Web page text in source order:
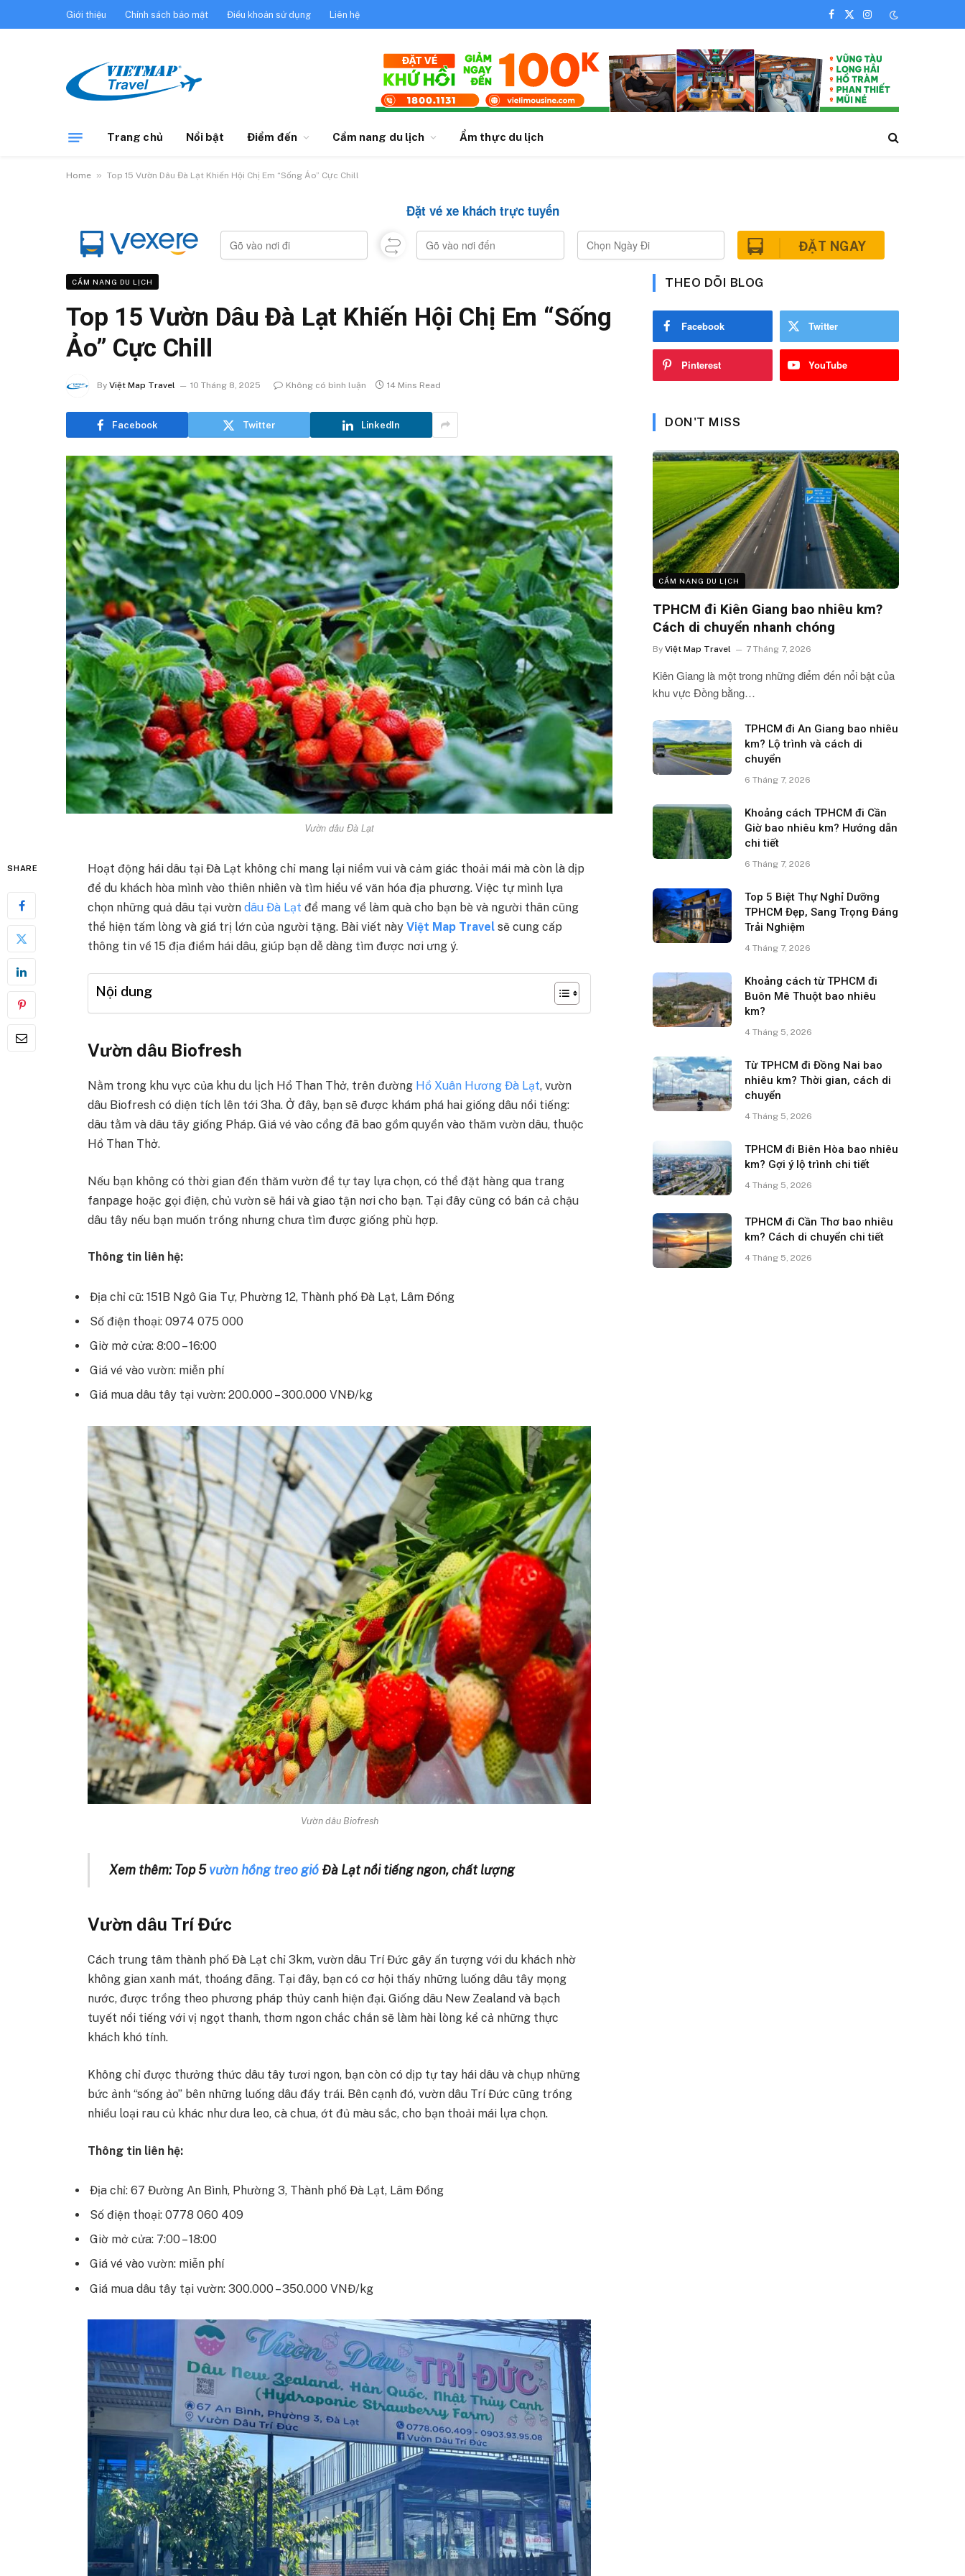
Giới thiệu Chính sách bảo mật Điều khoản sử dụng Liên hệ Facebook
X
Instagram
Trang chủ Nổi bật Điểm đến Cẩm nang du lịch Ẩm thực du lịch
Home » Top 15 Vườn Dâu Đà Lạt Khiến Hội Chị Em “Sống Ảo” Cực Chill
Đặt vé xe khách trực tuyến
ĐẶT NGAY
CẨM NANG DU LỊCH
Top 15 Vườn Dâu Đà Lạt Khiến Hội Chị Em “Sống
Ảo” Cực Chill
By Việt Map Travel 10 Tháng 8, 2025 Không có bình luận 14 Mins Read
Facebook Twitter LinkedIn
Vườn dâu Đà Lạt
SHARE
Hoạt động hái dâu tại Đà Lạt không chỉ mang lại niềm vui và cảm giác thoải mái mà còn là dịp
để du khách hòa mình vào thiên nhiên và tìm hiểu về văn hóa địa phương. Việc tự mình lựa
chọn những quả dâu tại vườn dâu Đà Lạt để mang về làm quà cho bạn bè và người thân cũng
thể hiện tấm lòng và giá trị lớn của người tặng. Bài viết này Việt Map Travelsẽ cung cấp
thông tin về 15 địa điểm hái dâu, giúp bạn dễ dàng tìm được nơi ưng ý.
Nội dung
Vườn dâu Biofresh
Nằm trong khu vực của khu du lịch Hồ Than Thở, trên đường Hồ Xuân Hương Đà Lạt, vườn
dâu Biofresh có diện tích lên tới 3ha. Ở đây, bạn sẽ được khám phá hai giống dâu nổi tiếng:
dâu tằm và dâu tây giống Pháp. Giá vé vào cổng đã bao gồm quyền vào thăm vườn dâu, thuộc
Hồ Than Thở.
Nếu bạn không có thời gian đến thăm vườn để tự tay lựa chọn, có thể đặt hàng qua trang
fanpage hoặc gọi điện, chủ vườn sẽ hái và giao tận nơi cho bạn. Tại đây cũng có bán cả chậu
dâu tây nếu bạn muốn trồng nhưng chưa tìm được giống phù hợp.
Thông tin liên hệ:
Địa chỉ cũ: 151B Ngô Gia Tự, Phường 12, Thành phố Đà Lạt, Lâm Đồng
Số điện thoại: 0974 075 000
Giờ mở cửa: 8:00 – 16:00
Giá vé vào vườn: miễn phí
Giá mua dâu tây tại vườn: 200.000 – 300.000 VNĐ/kg
Vườn dâu Biofresh
Xem thêm: Top 5vườn hồng treo gióĐà Lạt nổi tiếng ngon, chất lượng
Vườn dâu Trí Đức
Cách trung tâm thành phố Đà Lạt chỉ 3km, vườn dâu Trí Đức gây ấn tượng với du khách nhờ
không gian xanh mát, thoáng đãng. Tại đây, bạn có cơ hội thấy những luống dâu tây mọng
nước, được trồng theo phương pháp thủy canh hiện đại. Giống dâu New Zealand và bạch
tuyết nổi tiếng với vị ngọt thanh, thơm ngon chắc chắn sẽ làm hài lòng kể cả những thực
khách khó tính.
Không chỉ được thưởng thức dâu tây tươi ngon, bạn còn có dịp tự tay hái dâu và chụp những
bức ảnh “sống ảo” bên những luống dâu đầy trái. Bên cạnh đó, vườn dâu Trí Đức cũng trồng
nhiều loại rau củ khác như dưa leo, cà chua, ớt đủ màu sắc, cho bạn thoải mái lựa chọn.
Thông tin liên hệ:
Địa chỉ: 67 Đường An Bình, Phường 3, Thành phố Đà Lạt, Lâm Đồng
Số điện thoại: 0778 060 409
Giờ mở cửa: 7:00 – 18:00
Giá vé vào vườn: miễn phí
Giá mua dâu tây tại vườn: 300.000 – 350.000 VNĐ/kg
THEO DÕI BLOG
Facebook Twitter
Pinterest YouTube
DON'T MISS
CẨM NANG DU LỊCH
TPHCM đi Kiên Giang bao nhiêu km?
Cách di chuyển nhanh chóng
By Việt Map Travel 7 Tháng 7, 2026
Kiên Giang là một trong những điểm đến nổi bật của
khu vực Đồng bằng…
TPHCM đi An Giang bao nhiêu
km? Lộ trình và cách di
chuyển
6 Tháng 7, 2026
Khoảng cách TPHCM đi Cần
Giờ bao nhiêu km? Hướng dẫn
chi tiết
6 Tháng 7, 2026
Top 5 Biệt Thự Nghỉ Dưỡng
TPHCM Đẹp, Sang Trọng Đáng
Trải Nghiệm
4 Tháng 7, 2026
Khoảng cách từ TPHCM đi
Buôn Mê Thuột bao nhiêu
km?
4 Tháng 5, 2026
Từ TPHCM đi Đồng Nai bao
nhiêu km? Thời gian, cách di
chuyển
4 Tháng 5, 2026
TPHCM đi Biên Hòa bao nhiêu
km? Gợi ý lộ trình chi tiết
4 Tháng 5, 2026
TPHCM đi Cần Thơ bao nhiêu
km? Cách di chuyển chi tiết
4 Tháng 5, 2026